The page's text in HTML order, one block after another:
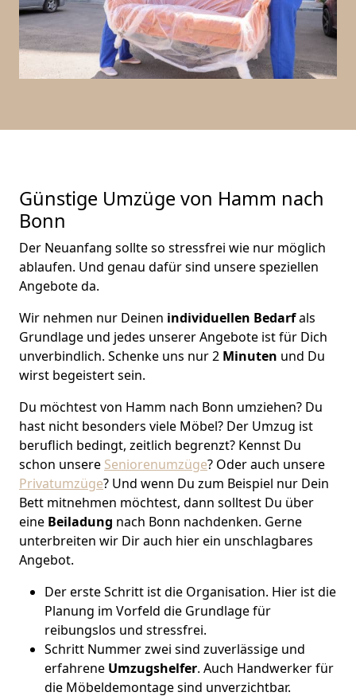
Günstige Umzüge von Hamm nach
Bonn
Der Neuanfang sollte so stressfrei wie nur möglich
ablaufen. Und genau dafür sind unsere speziellen
Angebote da.
Wir nehmen nur Deinen individuellen Bedarfals
Grundlage und jedes unserer Angebote ist für Dich
unverbindlich. Schenke uns nur 2 Minuten und Du
wirst begeistert sein.
Du möchtest von Hamm nach Bonn umziehen? Du
hast nicht besonders viele Möbel? Der Umzug ist
beruflich bedingt, zeitlich begrenzt? Kennst Du
schon unsere Seniorenumzüge? Oder auch unsere
Privatumzüge? Und wenn Du zum Beispiel nur Dein
Bett mitnehmen möchtest, dann solltest Du über
eine Beiladung nach Bonn nachdenken. Gerne
unterbreiten wir Dir auch hier ein unschlagbares
Angebot.
Der erste Schritt ist die Organisation. Hier ist die
Planung im Vorfeld die Grundlage für
reibungslos und stressfrei.
Schritt Nummer zwei sind zuverlässige und
erfahrene Umzugshelfer. Auch Handwerker für
die Möbeldemontage sind unverzichtbar.